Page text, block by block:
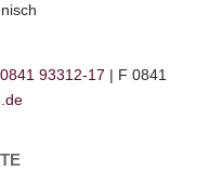
0841 93312-17 | F 0841